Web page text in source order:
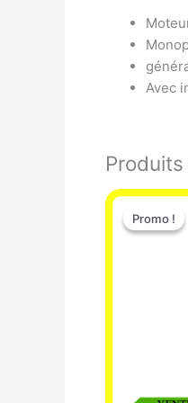
Avec
Promo !
Promo !
Le